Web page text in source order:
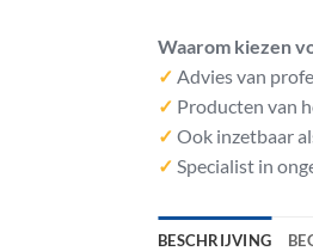
Waarom kiezen
✓ Advies van
✓ Producten van
✓ Ook inzetbaar
✓ Specialist in
BESCHRIJVING